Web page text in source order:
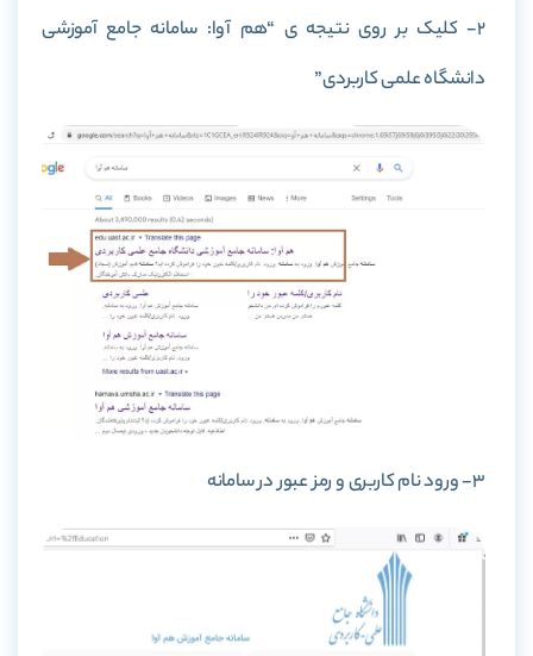
2- کلیک بر روی نتیجه ی “هم آوا: سامانه جامع آموزشی
دانشگاه علمی کاربردی”
3- ورود نام کاربری و رمز عبور در سامانه